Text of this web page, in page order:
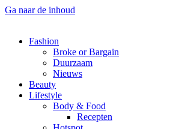
Ga naar de inhoud
Fashion
Broke or Bargain
Duurzaam
Nieuws
Beauty
Lifestyle
Body & Food
Recepten